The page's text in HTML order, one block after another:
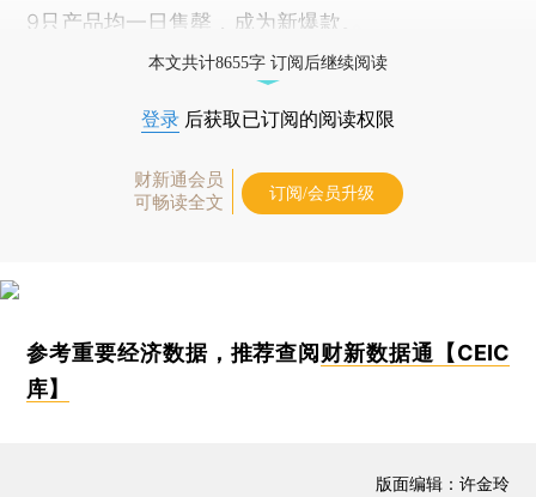
9只产品均一日售罄，成为新爆款。
本文共计8655字 订阅后继续阅读
登录 后获取已订阅的阅读权限
财新通会员
可畅读全文
订阅/会员升级
参考重要经济数据，推荐查阅 财新数据通【CEIC
库】
版面编辑：许金玲